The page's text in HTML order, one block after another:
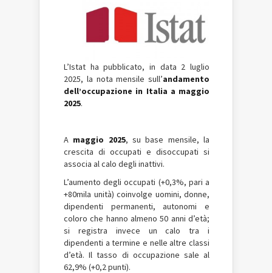
L’Istat ha pubblicato, in data 2 luglio
2025, la nota mensile sull’andamento
dell’occupazione in Italia a maggio
2025.
A maggio 2025, su base mensile, la
crescita di occupati e disoccupati si
associa al calo degli inattivi.
L’aumento degli occupati (+0,3%, pari a
+80mila unità) coinvolge uomini, donne,
dipendenti permanenti, autonomi e
coloro che hanno almeno 50 anni d’età;
si registra invece un calo tra i
dipendenti a termine e nelle altre classi
d’età. Il tasso di occupazione sale al
62,9% (+0,2 punti).